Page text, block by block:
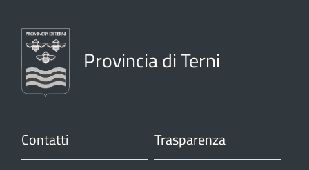
Provincia di Terni
Contatti Trasparenza